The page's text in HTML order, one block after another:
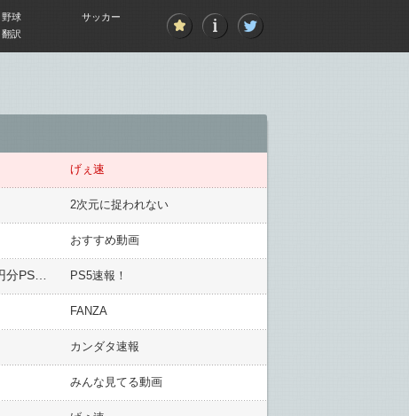
野球
サッカー
翻訳
げぇ速
2次元に捉われない
おすすめ動画
PS5速報！
FANZA
カンダタ速報
みんな見てる動画